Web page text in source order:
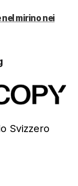
mirino nei
Svizzero